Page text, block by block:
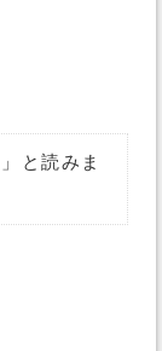
」と読みま